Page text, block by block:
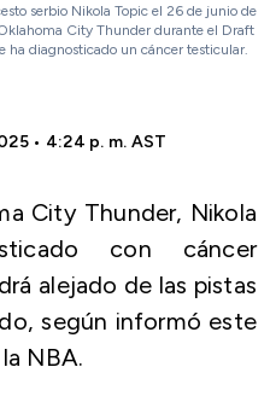
serbio Nikola Topic el 26 de junio de
City Thunder durante el Draft
ha diagnosticado un cáncer testicular.
• 4:24 p. m. AST
City Thunder, Nikola
con cáncer
alejado de las pistas
según informó este
NBA.